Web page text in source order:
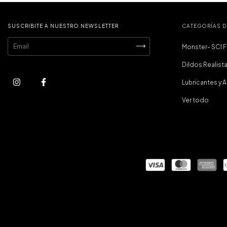
SUSCRIBITE A NUESTRO NEWSLETTER CATEGORÍAS
Monster- SCI
Dildos
Lubricantes y
Ver todo